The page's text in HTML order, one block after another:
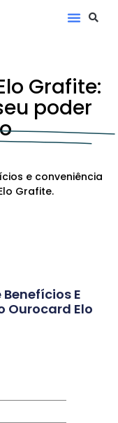
Grafite:
poder
e conveniência
Grafite.
E
Ourocard Elo